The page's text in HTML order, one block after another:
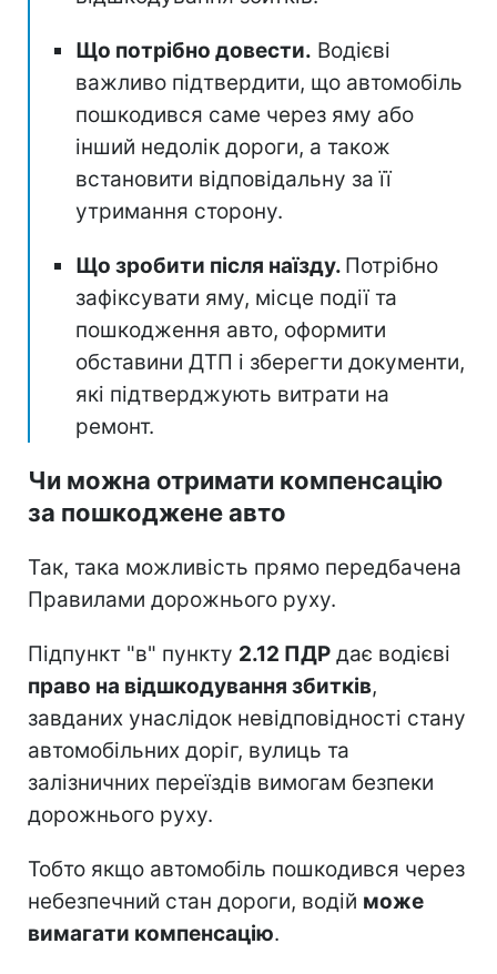
Що потрібно довести. Водієві
важливо підтвердити, що автомобіль
пошкодився саме через яму або
інший недолік дороги, а також
встановити відповідальну за її
утримання сторону.
Що зробити після наїзду. Потрібно
зафіксувати яму, місце події та
пошкодження авто, оформити
обставини ДТП і зберегти документи,
які підтверджують витрати на
ремонт.
Чи можна отримати компенсацію
за пошкоджене авто
Так, така можливість прямо передбачена
Правилами дорожнього руху.
Підпункт "в" пункту 2.12 ПДР дає водієві
право на відшкодування збитків,
завданих унаслідок невідповідності стану
автомобільних доріг, вулиць та
залізничних переїздів вимогам безпеки
дорожнього руху.
Тобто якщо автомобіль пошкодився через
небезпечний стан дороги, водій може
вимагати компенсацію.